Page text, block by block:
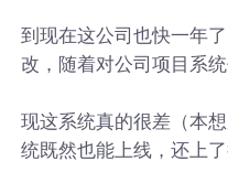
到现在这公司也快一年
改，随着对公司项目系
现这系统真的很差（本
统既然也能上线，还上